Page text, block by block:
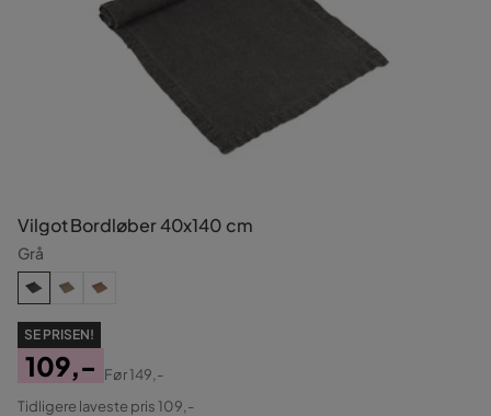
Vilgot Bordløber 40x140 cm
Grå
SE PRISEN!
Pris
109,-
Original
Før149,-
Tidligere laveste pris 109,-